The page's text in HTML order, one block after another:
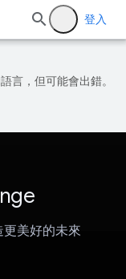
登入
言，但可能會出錯。
美好的未來